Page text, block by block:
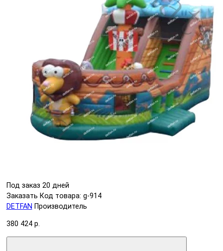
Под заказ 20 дней
Заказать Код товара: g-914
DETFAN Производитель
380 424 р.